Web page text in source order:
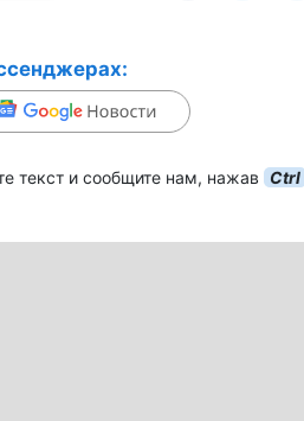
текст и сообщите нам, нажав Ctrl